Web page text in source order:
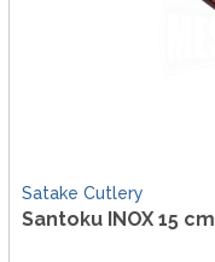
Satake Cutlery
Santoku INOX 15 cm